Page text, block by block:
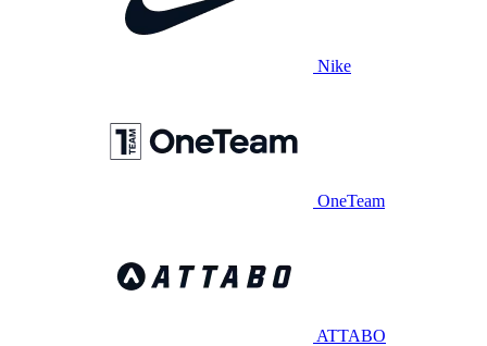
Nike
OneTeam
ATTABO